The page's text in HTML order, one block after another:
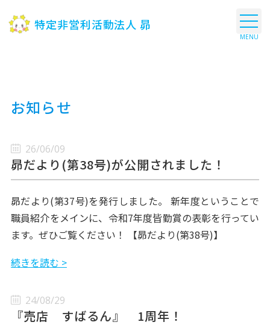
特定非営利活動法人 昴
お知らせ
26/06/09
昴だより(第38号)が公開されました！
昴だより(第37号)を発行しました。 新年度ということで
職員紹介をメインに、令和7年度皆勤賞の表彰を行ってい
ます。ぜひご覧ください！ 【昴だより(第38号)】
続きを読む >
24/08/29
『売店 すばるん』 1周年！